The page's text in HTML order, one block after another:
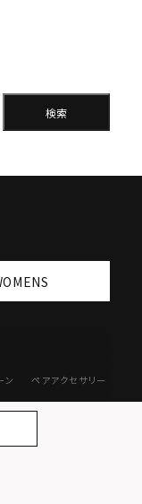
検索
ン ペアアクセサリー